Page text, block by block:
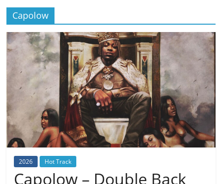
Capolow
2026 Hot Track
Capolow – Double Back